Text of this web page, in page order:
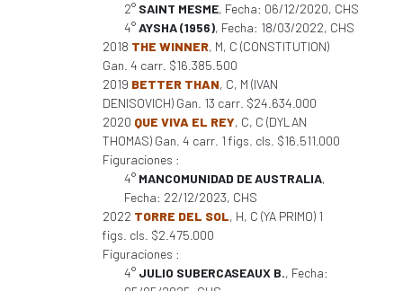
2° SAINT MESME, Fecha: 06/12/2020, CHS
4°AYSHA (1956), Fecha: 18/03/2022, CHS
2018 THE WINNER, M, C (CONSTITUTION)
Gan. 4 carr. $16.385.500
2019 BETTER THAN, C, M (IVAN
DENISOVICH) Gan. 13 carr. $24.634.000
2020 QUE VIVA EL REY, C, C (DYLAN
THOMAS) Gan. 4 carr. 1 figs. cls. $16.511.000
Figuraciones :
4° MANCOMUNIDAD DE AUSTRALIA,
Fecha: 22/12/2023, CHS
2022 TORRE DEL SOL, H, C (YA PRIMO) 1
figs. cls. $2.475.000
Figuraciones :
4° JULIO SUBERCASEAUX B., Fecha: